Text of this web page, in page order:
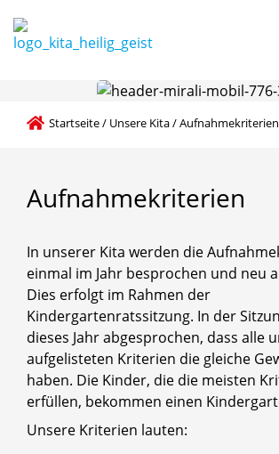
Familienzentrum
Startseite/ Unsere Kita/Aufnahmekriterien
Aufnahmekriterien
In unserer Kita werden die
einmal im Jahr besprochen und neu
Dies erfolgt im Rahmen der
Kindergartenratssitzung. In der
dieses Jahr abgesprochen, dass alle
aufgelisteten Kriterien die gleiche
haben. Die Kinder, die die meisten
erfüllen, bekommen einen
Unsere Kriterien lauten: